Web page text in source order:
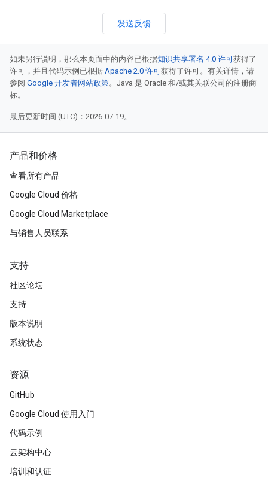
发送反馈
如未另行说明，那么本页面中的内容已根据知识共享署名 4.0 许可获得了
许可，并且代码示例已根据 Apache 2.0 许可获得了许可。有关详情，请
参阅 Google 开发者网站政策。Java 是 Oracle 和/或其关联公司的注册商
标。
最后更新时间 (UTC)：2026-07-19。
产品和价格
查看所有产品
Google Cloud 价格
Google Cloud Marketplace
与销售人员联系
支持
社区论坛
支持
版本说明
系统状态
资源
GitHub
Google Cloud 使用入门
代码示例
云架构中心
培训和认证